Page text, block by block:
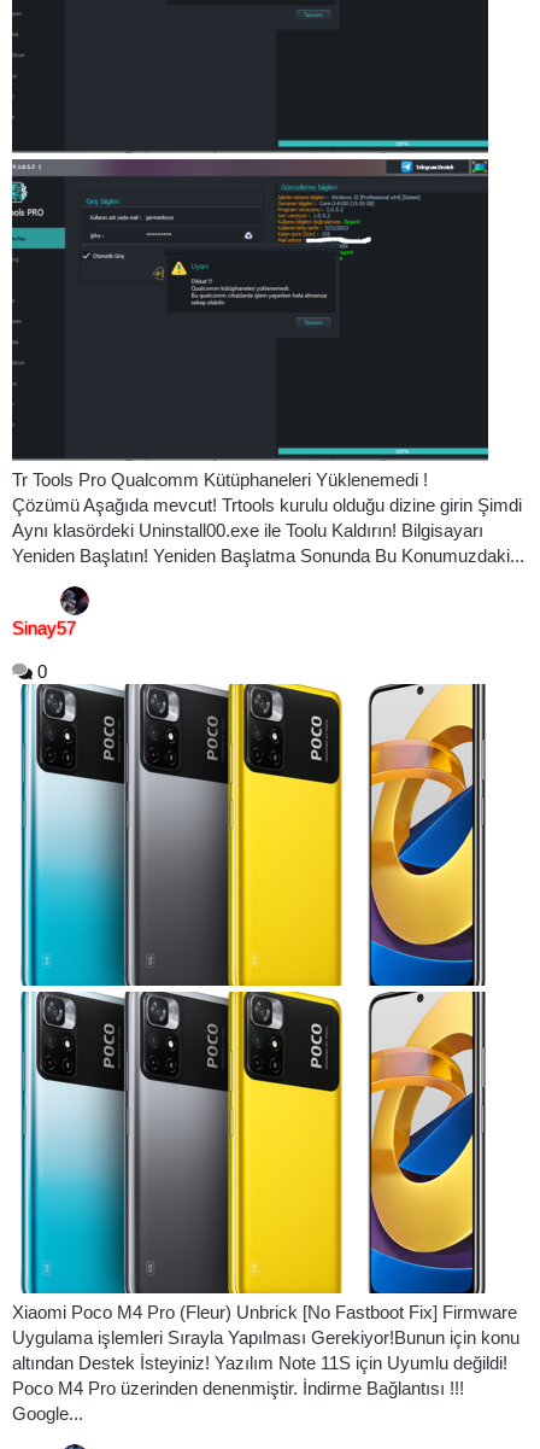
Tr Tools Pro Qualcomm Kütüphaneleri Yüklenemedi !
Çözümü Aşağıda mevcut! Trtools kurulu olduğu dizine girin Şimdi
Aynı klasördeki Uninstall00.exe ile Toolu Kaldırın! Bilgisayarı
Yeniden Başlatın! Yeniden Başlatma Sonunda Bu Konumuzdaki...
Sinay57
0
Xiaomi Poco M4 Pro (Fleur) Unbrick [No Fastboot Fix] Firmware
Uygulama işlemleri Sırayla Yapılması Gerekiyor!Bunun için konu
altından Destek İsteyiniz! Yazılım Note 11S için Uyumlu değildi!
Poco M4 Pro üzerinden denenmiştir. İndirme Bağlantısı !!!
Google...